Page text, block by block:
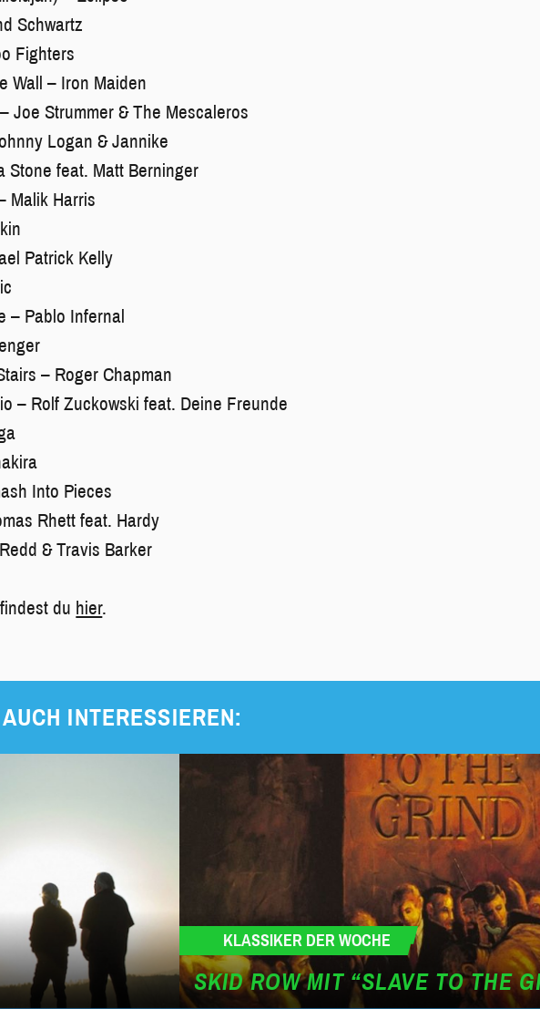
Schwartz
Fighters
Wall – Iron Maiden
Joe Strummer & The Mescaleros
Logan & Jannike
Stone feat. Matt Berninger
Malik Harris
Patrick Kelly
– Pablo Infernal
– Roger Chapman
– Rolf Zuckowski feat. Deine Freunde
Into Pieces
Rhett feat. Hardy
& Travis Barker
du hier.
INTERESSIEREN:
KLASSIKER DER WOCHE
SKID ROW MIT “SLAVE TO THE